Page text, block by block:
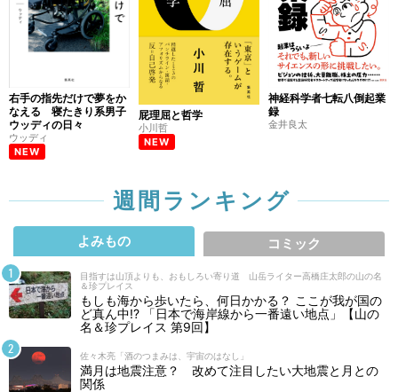
右手の指先だけで夢をか
なえる 寝たきり系男子
ウッディの日々
ウッディ
NEW
屁理屈と哲学
小川哲
NEW
神経科学者七転八倒起業
録
金井良太
週間ランキング
よみもの コミック
目指すは山頂よりも、おもしろい寄り道 山岳ライター高橋庄太郎の山の名
＆珍プレイス
もしも海から歩いたら、何日かかる？ ここが我が国の
ど真ん中!? 「日本で海岸線から一番遠い地点」【山の
名＆珍プレイス 第9回】
佐々木亮「酒のつまみは、宇宙のはなし」
満月は地震注意？ 改めて注目したい大地震と月との
関係